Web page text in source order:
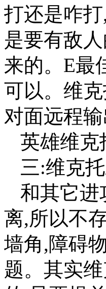
打还是咋
是要有敌
来的。E最
可以。维
对面远程输
英雄维克
三:维克
和其它进
离,所以不
墙角,障碍
题。其实